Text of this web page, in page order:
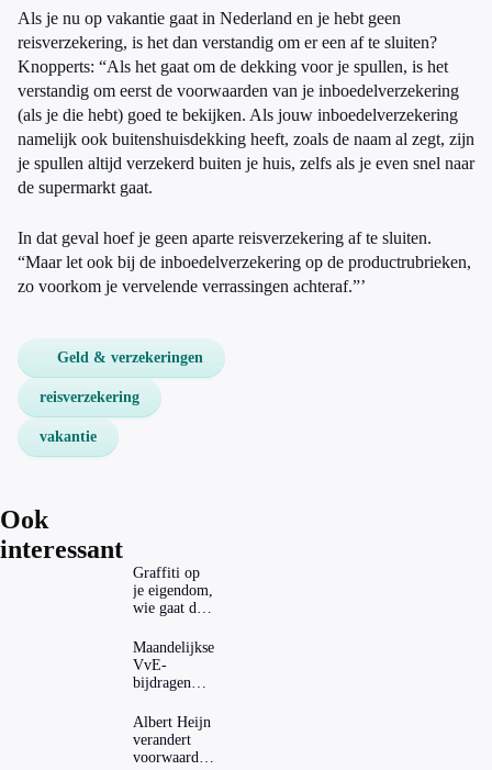
Als je nu op vakantie gaat in Nederland en je hebt geen
reisverzekering, is het dan verstandig om er een af te sluiten?
Knopperts: “Als het gaat om de dekking voor je spullen, is het
verstandig om eerst de voorwaarden van je inboedelverzekering
(als je die hebt) goed te bekijken. Als jouw inboedelverzekering
namelijk ook buitenshuisdekking heeft, zoals de naam al zegt, zijn
je spullen altijd verzekerd buiten je huis, zelfs als je even snel naar
de supermarkt gaat.
In dat geval hoef je geen aparte reisverzekering af te sluiten.
“Maar let ook bij de inboedelverzekering op de productrubrieken,
zo voorkom je vervelende verrassingen achteraf.”’
Geld & verzekeringen
reisverzekering
vakantie
Ook
interessant
Graffiti op
je eigendom,
wie gaat dat
Maandelijkse
VvE-
bijdragen
dat invloed
op je
hypotheek?
Albert Heijn
verandert
voorwaarden